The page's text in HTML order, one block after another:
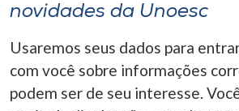
novidades da Unoesc
Usaremos seus dados para
com você sobre informações
podem ser de seu interesse.